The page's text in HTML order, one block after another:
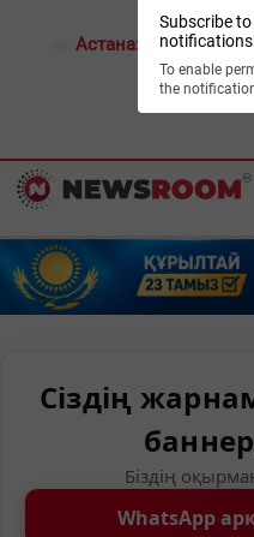
Subscribe
To enable
the
Астана: 17°C
Сіздің
Біздің
WhatsApp